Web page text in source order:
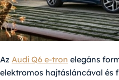
Az Audi Q6 e-tron elegáns
elektromos hajtásláncával és